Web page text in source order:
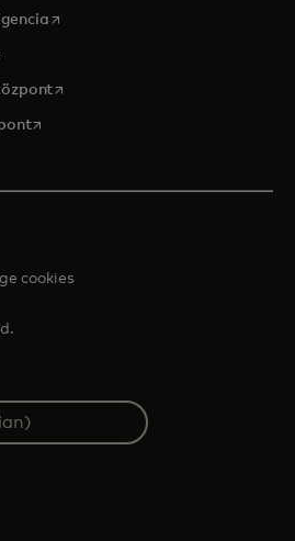
opens in a new tab
in a new tab
opens in a new tab
opens in a new tab
cookies